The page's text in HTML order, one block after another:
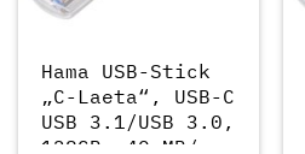
Hama USB-Stick
„C-Laeta“, USB-C
USB 3.1/USB 3.0,
128GB, 40 MB/s,